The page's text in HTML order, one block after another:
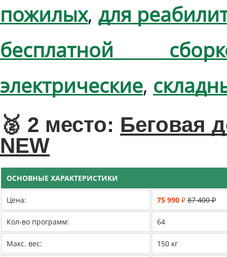
пожилых, для
бесплатной
электрические,
🥈 2 место: Беговая
NEW
ОСНОВНЫЕ ХАРАКТЕРИСТИКИ
Цена: 75 990 ₽ 87 400 ₽
Кол-во программ: 64
Макс. вес: 150 кг